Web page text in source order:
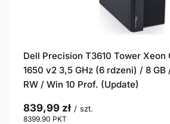
Dell Precision T3610 Tower Xeon
1650 v2 3,5 GHz (6 rdzeni) / 8 GB
RW / Win 10 Prof. (Update)
839,99 zł / szt.
8399.90 PKT